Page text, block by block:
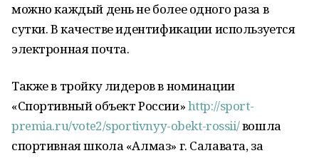
можно каждый день не более одного раза в
сутки. В качестве идентификации используется
электронная почта.
Также в тройку лидеров в номинации
«Спортивный объект России»http://sport-
premia.ru/vote2/sportivnyy-obekt-rossii/вошла
спортивная школа «Алмаз» г. Салавата, за